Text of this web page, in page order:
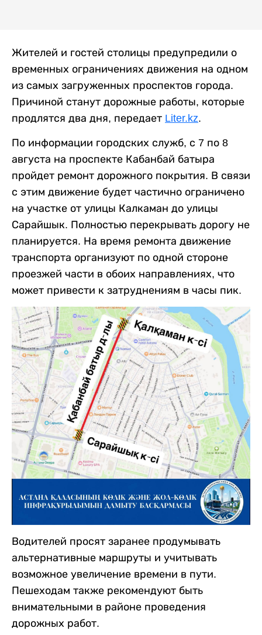
Жителей и гостей столицы предупредили о
временных ограничениях движения на одном
из самых загруженных проспектов города.
Причиной станут дорожные работы, которые
продлятся два дня, передает Liter.kz.
По информации городских служб, с 7 по 8
августа на проспекте Кабанбай батыра
пройдет ремонт дорожного покрытия. В связи
с этим движение будет частично ограничено
на участке от улицы Калкаман до улицы
Сарайшык. Полностью перекрывать дорогу не
планируется. На время ремонта движение
транспорта организуют по одной стороне
проезжей части в обоих направлениях, что
может привести к затруднениям в часы пик.
Водителей просят заранее продумывать
альтернативные маршруты и учитывать
возможное увеличение времени в пути.
Пешеходам также рекомендуют быть
внимательными в районе проведения
дорожных работ.